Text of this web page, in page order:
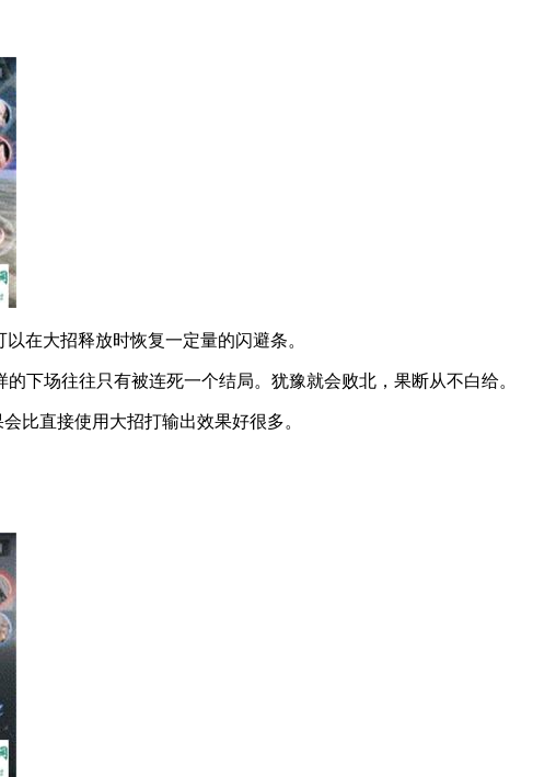
在大招释放时恢复一定量的闪避条。
下场往往只有被连死一个结局。犹豫就会败北，果断从不白给。
比直接使用大招打输出效果好很多。